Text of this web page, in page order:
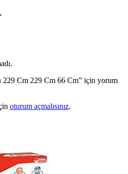
Cm 229 Cm 66 Cm” için yorum
oturum açmalısınız.